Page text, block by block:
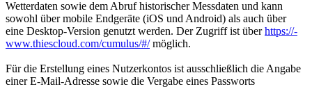
Wetterdaten sowie dem Abruf historischer Messdaten und kann
sowohl über mobile Endgeräte (iOS und Android) als auch über
eine Desktop-Version genutzt werden. Der Zugriff ist überhttps:/​­/​­
www.thiescloud.com/​­cumulus/​­#/​­möglich.
Für die Erstellung eines Nutzerkontos ist ausschließlich die Angabe
einer E-Mail-Adresse sowie die Vergabe eines Passworts